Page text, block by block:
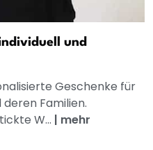
und
Geschenke für
Familien.
W... | mehr